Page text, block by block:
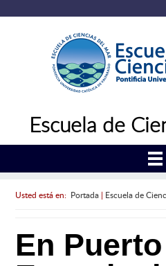
Escuela de
Usted está en: Portada| Escuela de
En